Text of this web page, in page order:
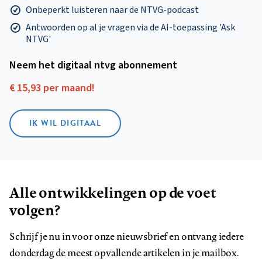
Onbeperkt luisteren naar de NTVG-podcast
Antwoorden op al je vragen via de AI-toepassing 'Ask
NTVG'
Neem het digitaal ntvg abonnement
€ 15,93 per maand!
IK WIL DIGITAAL
Alle ontwikkelingen op de voet
volgen?
Schrijf je nu in voor onze nieuwsbrief en ontvang iedere
donderdag de meest opvallende artikelen in je mailbox.